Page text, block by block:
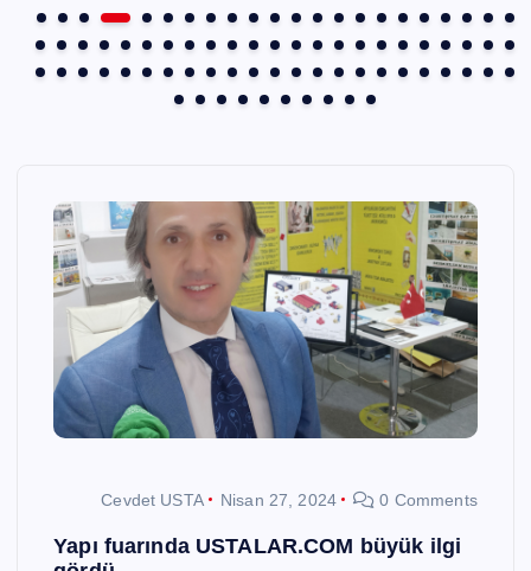
Cevdet USTA Nisan 27, 2024 0 Comments
Yapı fuarında USTALAR.COM büyük ilgi